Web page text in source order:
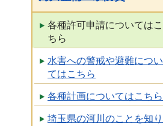
各種許可申請についてはこ
ちら
水害への警戒や避難につい
てはこちら
各種計画についてはこちら
埼玉県の河川のことを知り